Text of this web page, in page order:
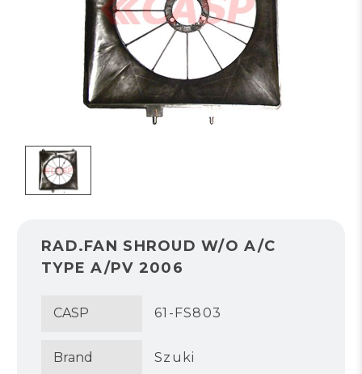
RAD.FAN SHROUD W/O A/C
TYPE A/PV 2006
CASP 61-FS803
Brand Szuki